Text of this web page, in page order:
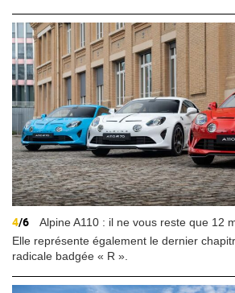
4/6
Alpine A110 : il ne vous reste que 12
Elle représente également le dernier
radicale badgée « R ».